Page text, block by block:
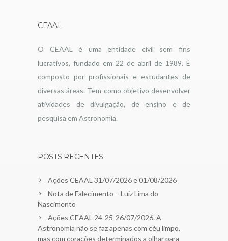
CEAAL
O CEAAL é uma entidade civil sem fins
lucrativos, fundado em 22 de abril de 1989. É
composto por profissionais e estudantes de
diversas áreas. Tem como objetivo desenvolver
atividades de divulgação, de ensino e de
pesquisa em Astronomia.
POSTS RECENTES
Ações CEAAL 31/07/2026 e 01/08/2026
Nota de Falecimento – Luiz Lima do
Nascimento
Ações CEAAL 24-25-26/07/2026. A
Astronomia não se faz apenas com céu limpo,
mas com corações determinados a olhar para